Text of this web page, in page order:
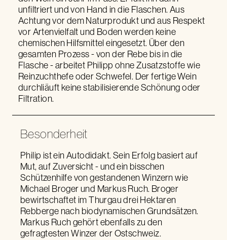
unfiltriert und von Hand in die Flaschen. Aus
Achtung vor dem Naturprodukt und aus Respekt
vor Artenvielfalt und Boden werden keine
chemischen Hilfsmittel eingesetzt. Über den
gesamten Prozess - von der Rebe bis in die
Flasche - arbeitet Philipp ohne Zusatzstoffe wie
Reinzuchthefe oder Schwefel. Der fertige Wein
durchliäuft keine stabilisierende Schönung oder
Filtration.
Besonderheit
Philip ist ein Autodidakt. Sein Erfolg basiert auf
Mut, auf Zuversicht - und ein bisschen
Schützenhilfe von gestandenen Winzern wie
Michael Broger und Markus Ruch. Broger
bewirtschaftet im Thurgau drei Hektaren
Rebberge nach biodynamischen Grundsätzen.
Markus Ruch gehört ebenfalls zu den
gefragtesten Winzer der Ostschweiz.